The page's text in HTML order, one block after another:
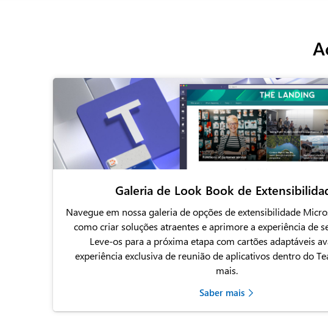
Galeria de Look Book de
Navegue em nossa galeria de opções de extensibilidade
como criar soluções atraentes e aprimore a experiência de
Leve-os para a próxima etapa com cartões adaptáveis
experiência exclusiva de reunião de aplicativos dentro do
mais.
Saber mais